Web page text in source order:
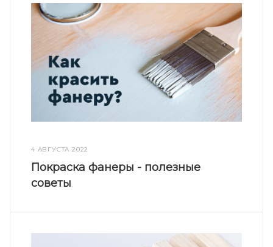
4 АВГУСТА 2022
Покраска фанеры - полезные
советы